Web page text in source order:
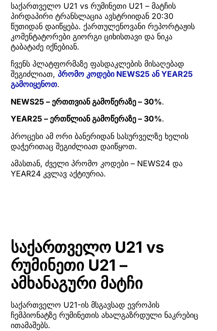
საქართველო U21 vs რუმინეთი U21 – მატჩის
პირდაპირი ტრანსლაცია ავსტრიიდან 20:30
წუთიდან დაიწყება. ქართულენოვანი რეპორტაჟის
კომენტატორები გიორგი ციხისთავი და ნიკა
ტაბატაძე იქნებიან.
ჩვენს პლატფორმაზე ფასდაკლების მისაღებად
შეგიძლიათ, პრომო კოდები NEWS25 ან YEAR25
გამოიყენოთ.
NEWS25 – ერთთვიან გამოწერაზე – 30%.
YEAR25 – ერთწლიან გამოწერაზე – 30%.
პროცესი ამ ორი ბანერიდან სასურველზე ხელის
დაჭერითაც შეგიძლიათ დაიწყოთ.
ამასთან, ძველი პრომო კოდები – NEWS24 და
YEAR24 კვლავ აქტიურია.
საქართველო U21 vs
რუმინეთი U21 –
ამხანაგური მატჩი
საქართველო U21-ის მსგავსად ევროპის
ჩემპიონატზე რუმინეთის ახალგაზრდული ნაკრებიც
ითამაშებს.